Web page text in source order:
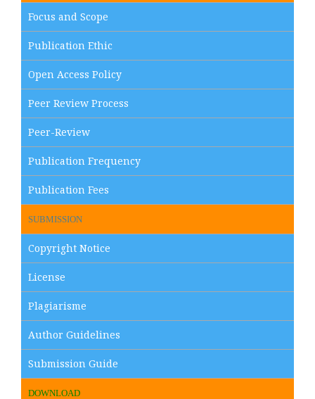
Focus and Scope
Publication Ethic
Open Access Policy
Peer Review Process
Peer-Review
Publication Frequency
Publication Fees
SUBMISSION
Copyright Notice
License
Plagiarisme
Author Guidelines
Submission Guide
DOWNLOAD